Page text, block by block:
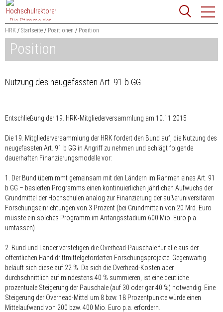
Zum
Content
springen
Suchbegriff
Suchen
HRK Startseite Positionen Position
Position
Nutzung des neugefassten Art. 91 b GG
Entschließung der 19. HRK-Mitgliederversammlung am 10.11.2015
Die 19. Mitgliederversammlung der HRK fordert den Bund auf, die Nutzung des
neugefassten Art. 91 b GG in Angriff zu nehmen und schlägt folgende
dauerhaften Finanzierungsmodelle vor:
1. Der Bund übernimmt gemeinsam mit den Ländern im Rahmen eines Art. 91
b GG – basierten Programms einen kontinuierlichen jährlichen Aufwuchs der
Grundmittel der Hochschulen analog zur Finanzierung der außeruniversitären
Forschungseinrichtungen von 3 Prozent (bei Grundmitteln von 20 Mrd. Euro
müsste ein solches Programm im Anfangsstadium 600 Mio. Euro p.a.
umfassen).
2. Bund und Länder verstetigen die Overhead-Pauschale für alle aus der
öffentlichen Hand drittmittelgeförderten Forschungsprojekte. Gegenwärtig
beläuft sich diese auf 22 %. Da sich die Overhead-Kosten aber
durchschnittlich auf mindestens 40 % summieren, ist eine deutliche
prozentuale Steigerung der Pauschale (auf 30 oder gar 40 %) notwendig. Eine
Steigerung der Overhead-Mittel um 8 bzw. 18 Prozentpunkte würde einen
Mittelaufwand von 200 bzw. 400 Mio. Euro p.a. erfordern.